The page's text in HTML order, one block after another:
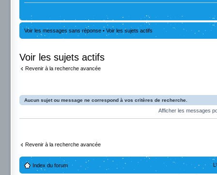
Voir les messages sans réponse • Voir les sujets actifs
Voir les sujets actifs
Revenir à la recherche avancée
Aucun sujet ou message ne correspond à vos critères de recherche.
Afficher les messages
Revenir à la recherche avancée
Index du forum